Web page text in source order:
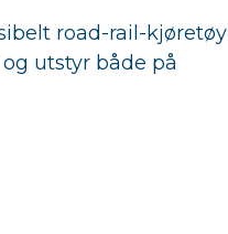
road-rail-kjøretøy
utstyr både på